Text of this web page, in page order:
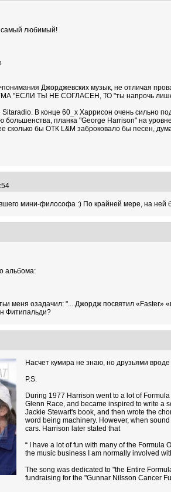
самый любимый!
Джорджевских музык, не отличая
ТЫ НЕ СОГЛАСЕН, ТО "ты напрочь
В конце 60_х Харрисон очень сильно
планка "George Harrison" на
сколько бы ОТК L&M заброковало бы песен,
мини-философа :) По крайней мере, на
альбома:
меня озадачил: "....Джордж посвятил
Фитипальди?
Насчет кумира не знаю, но друзьями
P.S.
During 1977 Harrison went to a lot of
Glenn Race, and became inspired to write a
Jackie Stewart's book, and then wrote the
word being machinery. However, when
cars. Harrison later stated that
“ I have a lot of fun with many of the
the music business I am normally involved
The song was dedicated to "the Entire
fundraising for the "Gunnar Nilsson Cancer